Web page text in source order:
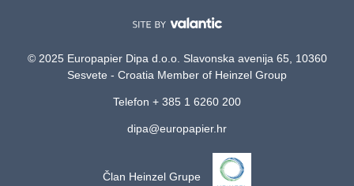
© 2025 Europapier Dipa d.o.o. Slavonska avenija 65, 10360
Sesvete - Croatia Member of Heinzel Group
Telefon + 385 1 6260 200
dipa@europapier.hr
Član Heinzel Grupe